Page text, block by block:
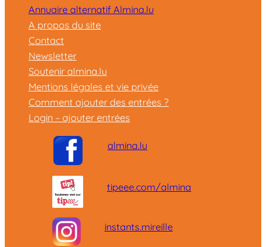
Annuaire alternatif Almina.lu
A propos du site
Contact
Newsletter
Soutenir almina.lu
Mentions légales et vie privée
Comment ajouter des entrées ?
Login – ajouter entrées
almina.lu
tipeee.com/almina
instants.mireille